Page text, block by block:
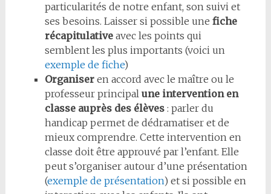
particularités de notre enfant, son suivi et
ses besoins. Laisser si possible une fiche
récapitulativeavec les points qui
semblent les plus importants (voici un
exemple de fiche)
Organiseren accord avec le maître ou le
professeur principal une intervention en
classe auprès des élèves: parler du
handicap permet de dédramatiser et de
mieux comprendre. Cette intervention en
classe doit être approuvé par l’enfant. Elle
peut s’organiser autour d’une présentation
(exemple de présentation) et si possible en